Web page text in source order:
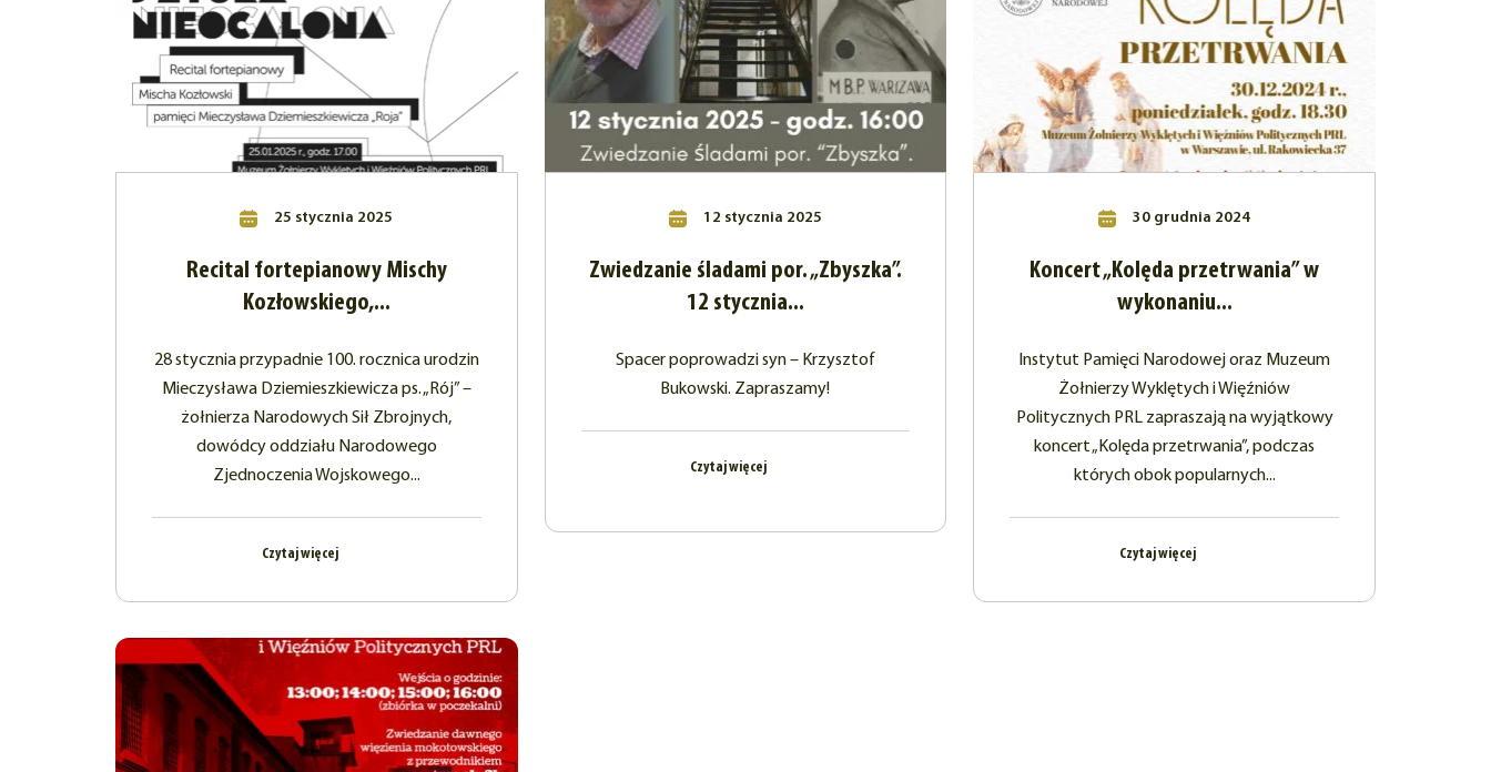
25 stycznia 2025
Recital fortepianowy Mischy
Kozłowskiego,...
28 stycznia przypadnie 100. rocznica urodzin
Mieczysława Dziemieszkiewicza ps. „Rój” –
żołnierza Narodowych Sił Zbrojnych,
dowódcy oddziału Narodowego
Zjednoczenia Wojskowego...
Czytaj więcej
12 stycznia 2025
Zwiedzanie śladami por. „Zbyszka”.
12 stycznia...
Spacer poprowadzi syn – Krzysztof
Bukowski. Zapraszamy!
Czytaj więcej
30 grudnia 2024
Koncert „Kolęda przetrwania” w
wykonaniu...
Instytut Pamięci Narodowej oraz Muzeum
Żołnierzy Wyklętych i Więźniów
Politycznych PRL zapraszają na wyjątkowy
koncert „Kolęda przetrwania”, podczas
których obok popularnych...
Czytaj więcej